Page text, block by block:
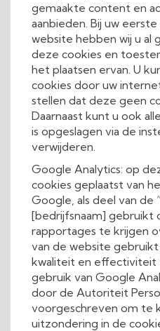
gemaakte content en
aanbieden. Bij uw
website hebben wij u
deze cookies en
het plaatsen ervan. U
cookies door uw
stellen dat deze geen
Daarnaast kunt u ook
is opgeslagen via de
verwijderen.
Google Analytics: op
cookies geplaatst van
Google, als deel van de
[bedrijfsnaam] gebruikt
rapportages te krijgen
van de website
kwaliteit en effectiviteit
gebruik van Google
door de Autoriteit
voorgeschreven om te
uitzondering in de